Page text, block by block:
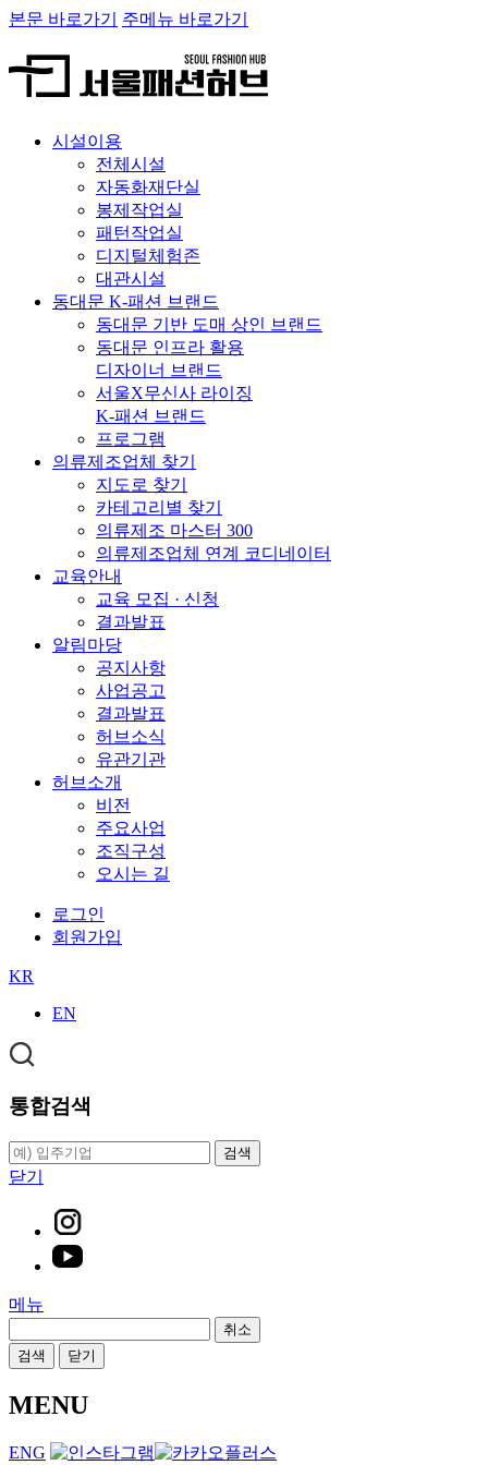
본문 바로가기 주메뉴 바로가기
시설이용
전체시설
자동화재단실
봉제작업실
패턴작업실
디지털체험존
대관시설
동대문 K-패션 브랜드
동대문 기반 도매 상인 브랜드
동대문 인프라 활용
디자이너 브랜드
서울X무신사 라이징
K-패션 브랜드
프로그램
의류제조업체 찾기
지도로 찾기
카테고리별 찾기
의류제조 마스터 300
의류제조업체 연계 코디네이터
교육안내
교육 모집 · 신청
결과발표
알림마당
공지사항
사업공고
결과발표
허브소식
유관기관
허브소개
비전
주요사업
조직구성
오시는 길
로그인
회원가입
KR
EN
통합검색
검색
닫기
메뉴
취소
검색
닫기
MENU
ENG